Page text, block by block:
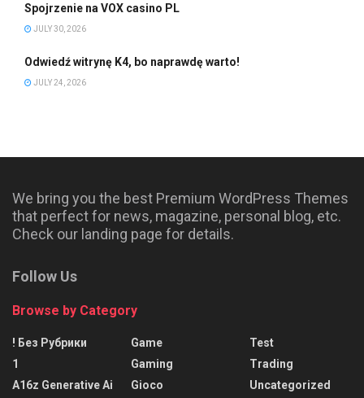
Spojrzenie na VOX casino PL
JULY 30, 2026
Odwiedź witrynę K4, bo naprawdę warto!
JULY 24, 2026
We bring you the best Premium WordPress Themes
that perfect for news, magazine, personal blog, etc.
Check our landing page for details.
Follow Us
Browse by Category
! Без Рубрики
1
A16z Generative Ai
Game
Gaming
Gioco
Test
Trading
Uncategorized